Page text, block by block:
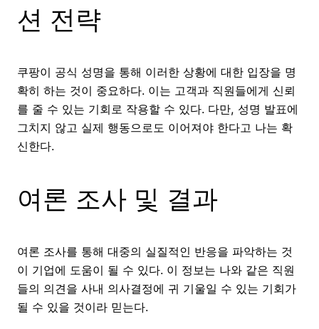
션 전략
쿠팡이 공식 성명을 통해 이러한 상황에 대한 입장을 명
확히 하는 것이 중요하다. 이는 고객과 직원들에게 신뢰
를 줄 수 있는 기회로 작용할 수 있다. 다만, 성명 발표에
그치지 않고 실제 행동으로도 이어져야 한다고 나는 확
신한다.
여론 조사 및 결과
여론 조사를 통해 대중의 실질적인 반응을 파악하는 것
이 기업에 도움이 될 수 있다. 이 정보는 나와 같은 직원
들의 의견을 사내 의사결정에 귀 기울일 수 있는 기회가
될 수 있을 것이라 믿는다.